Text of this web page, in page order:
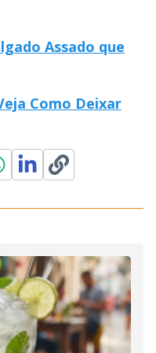
Assado que
Como Deixar